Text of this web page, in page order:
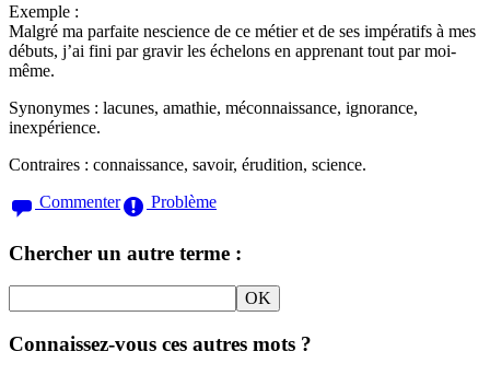
Exemple :
Malgré ma parfaite nescience de ce métier et de ses impératifs à mes
débuts, j’ai fini par gravir les échelons en apprenant tout par moi-
même.
Synonymes : lacunes, amathie, méconnaissance, ignorance,
inexpérience.
Contraires : connaissance, savoir, érudition, science.
Commenter
Problème
Chercher un autre terme :
Connaissez-vous ces autres mots ?